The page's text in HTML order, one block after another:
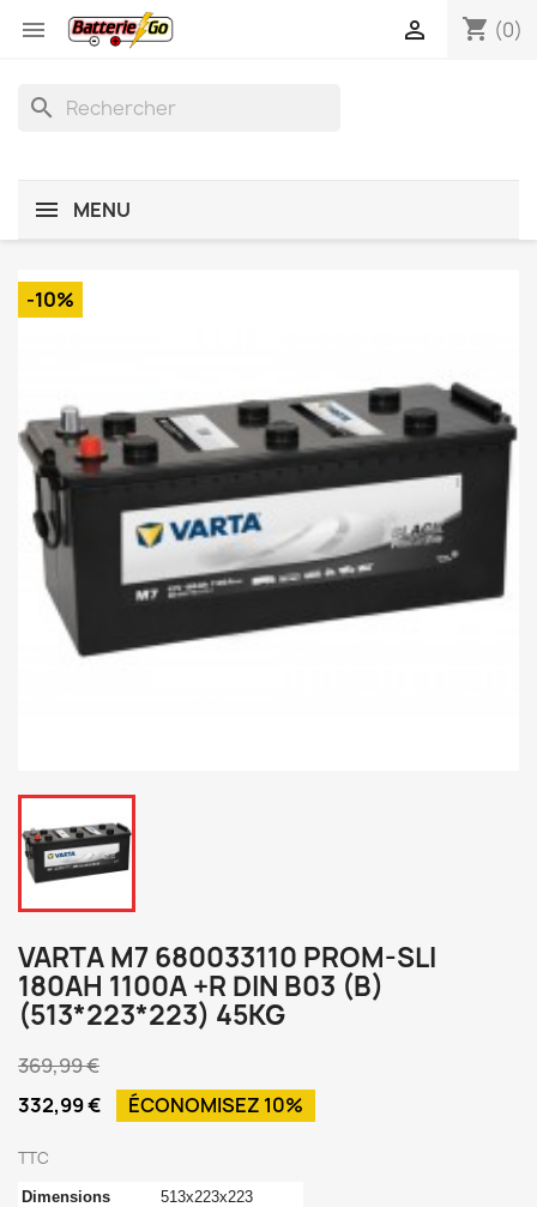
 shopping_cart (0)

search
MENU
-10%
VARTA M7 680033110 PROM-SLI
180AH 1100A +R DIN B03 (B)
(513*223*223) 45KG
369,99 €
332,99 €
ÉCONOMISEZ 10%
TTC
Dimensions
513x223x223